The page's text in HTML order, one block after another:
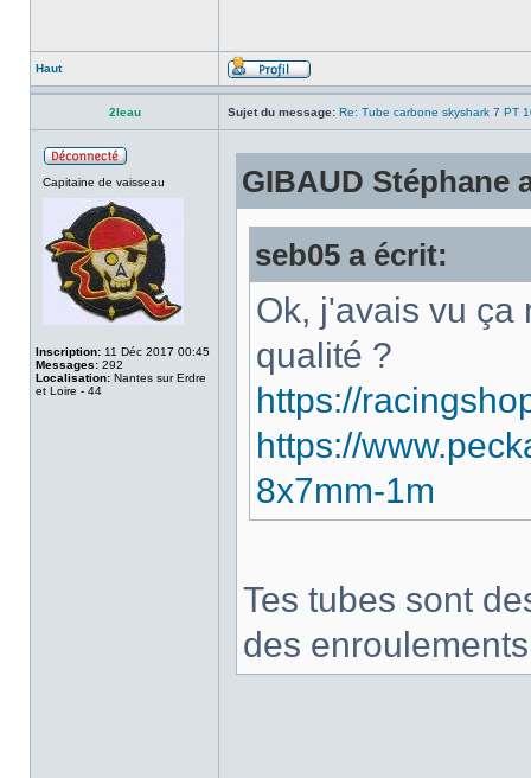
Haut
2leau Sujet du message: Re: Tube carbone skyshark 7 PT
Capitaine de vaisseau
Inscription: 11 Déc 2017 00:45
Messages: 292
Localisation: Nantes sur Erdre
et Loire - 44
GIBAUD Stéphane
seb05 a écrit:
Ok, j'avais vu ça
qualité ?
https://
https://
8x7mm-1m
Tes tubes sont
des